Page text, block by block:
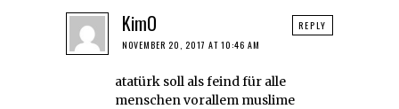
KimO
NOVEMBER 20, 2017 AT 10:46 AM
atatürk soll als feind für alle
menschen vorallem muslime
REPLY